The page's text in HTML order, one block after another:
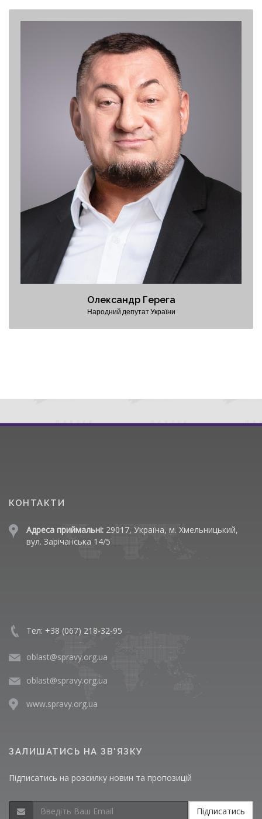
Олександр Герега
Народний депутат України
Народний депутат України
Президент Федерації важкої атлетики України
Перший віцепрезидент Федерації волейболу України
Персональний сайт
КОНТАКТИ
Адреса приймальні: 29017, Україна, м. Хмельницький,
вул. Зарічанська 14/5
Тел: +38 (067) 218-32-95
oblast@spravy.org.ua
oblast@spravy.org.ua
www.spravy.org.ua
ЗАЛИШАТИСЬ НА ЗВ'ЯЗКУ
Підписатись на розсилку новин та пропозицій
Підписатись